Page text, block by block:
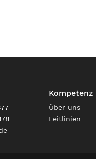
Kompetenz
Über uns
Leitlinien